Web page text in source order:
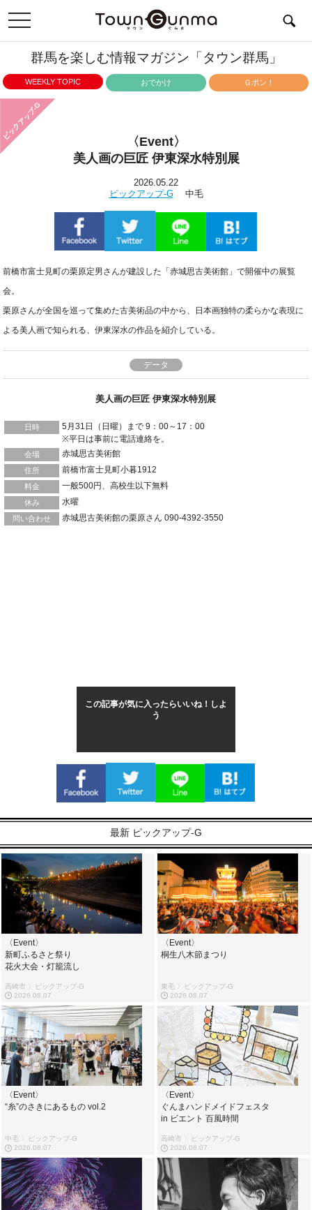
toggle
navigation
群馬を楽しむ情報マガジン「タウン群馬」
WEEKLY TOPIC おでかけ Ｇポン！
ピックアップ-G
〈Event〉
美人画の巨匠 伊東深水特別展
2026.05.22
ピックアップ-G中毛
前橋市富士見町の栗原定男さんが建設した「赤城思古美術館」で開催中の展覧
会。
栗原さんが全国を巡って集めた古美術品の中から、日本画独特の柔らかな表現に
よる美人画で知られる、伊東深水の作品を紹介している。
データ
美人画の巨匠 伊東深水特別展
日時
5月31日（日曜）まで 9：00～17：00
※平日は事前に電話連絡を。
会場 赤城思古美術館
住所 前橋市富士見町小暮1912
料金 一般500円、高校生以下無料
休み 水曜
問い合わせ 赤城思古美術館の栗原さん 090-4392-3550
この記事が気に入ったらいいね！しよ
う
最新 ピックアップ-G
〈Event〉
新町ふるさと祭り
花火大会・灯籠流し
高崎市 〉ピックアップ-G
2026.08.07
〈Event〉
桐生八木節まつり
東毛 〉ピックアップ-G
2026.08.07
〈Event〉
“糸”のさきにあるもの vol.2
中毛 〉ピックアップ-G
2026.08.07
〈Event〉
ぐんまハンドメイドフェスタ
in ビエント 百風時間
高崎市 〉ピックアップ-G
2026.08.07